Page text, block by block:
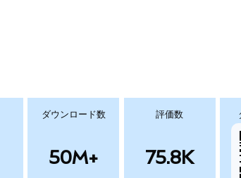
ダウンロード数
50M+
評価数
75.8K